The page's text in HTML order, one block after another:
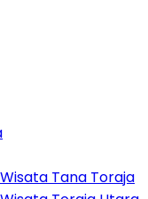
Tana Toraja